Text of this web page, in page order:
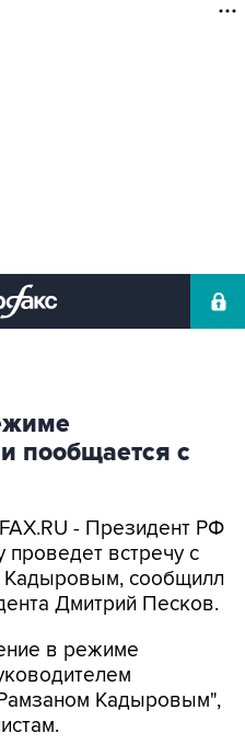
пообщается с
- Президент РФ
встречу с
Кадыровым, сообщилл
Дмитрий Песков.
в режиме
Кадыровым",